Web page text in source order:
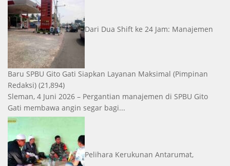
Dari Dua Shift ke 24 Jam: Manajemen
Baru SPBU Gito Gati Siapkan Layanan Maksimal (Pimpinan
Redaksi) (21,894)
Sleman, 4 Juni 2026 – Pergantian manajemen di SPBU Gito
Gati membawa angin segar bagi...
Pelihara Kerukunan Antarumat,